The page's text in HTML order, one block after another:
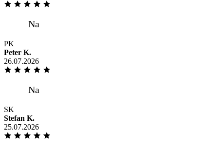
PK
Peter K.
26.07.2026
SK
Stefan K.
25.07.2026
Pünktlich wie vereinbart Hilfsbereiter
Fahrer